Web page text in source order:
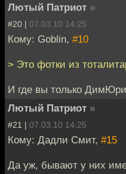
Лютый Патриот »
#20 | 07.03.10 14:25
Кому: Goblin, #10
> Это фотки из
И где вы только
Лютый Патриот »
#21 | 07.03.10 14:25
Кому: Дадли Смит, #15
Да уж, бывают у них